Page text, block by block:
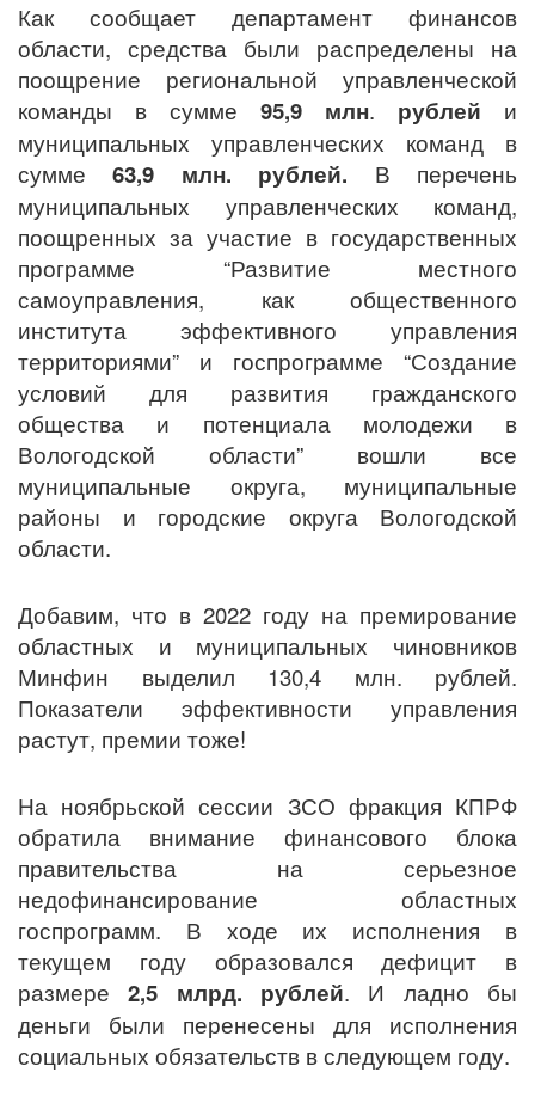
Как сообщает департамент финансов
области, средства были распределены на
поощрение региональной управленческой
команды в сумме 95,9 млн. рублей и
муниципальных управленческих команд в
сумме63,9 млн. рублей. В перечень
муниципальных управленческих команд,
поощренных за участие в государственных
программе “Развитие местного
самоуправления, как общественного
института эффективного управления
территориями” и госпрограмме “Создание
условий для развития гражданского
общества и потенциала молодежи в
Вологодской области” вошли все
муниципальные округа, муниципальные
районы и городские округа Вологодской
области.
Добавим, что в 2022 году на премирование
областных и муниципальных чиновников
Минфин выделил 130,4 млн. рублей.
Показатели эффективности управления
растут, премии тоже!
На ноябрьской сессии ЗСО фракция КПРФ
обратила внимание финансового блока
правительства на серьезное
недофинансирование областных
госпрограмм. В ходе их исполнения в
текущем году образовался дефицит в
размере2,5 млрд. рублей. И ладно бы
деньги были перенесены для исполнения
социальных обязательств в следующем году.